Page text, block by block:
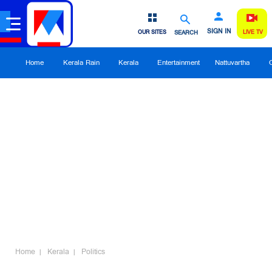
SEARCH SIGN IN
OUR SITES LIVE TV
Home Kerala Rain Kerala Entertainment Nattuvartha
Home Kerala Politics